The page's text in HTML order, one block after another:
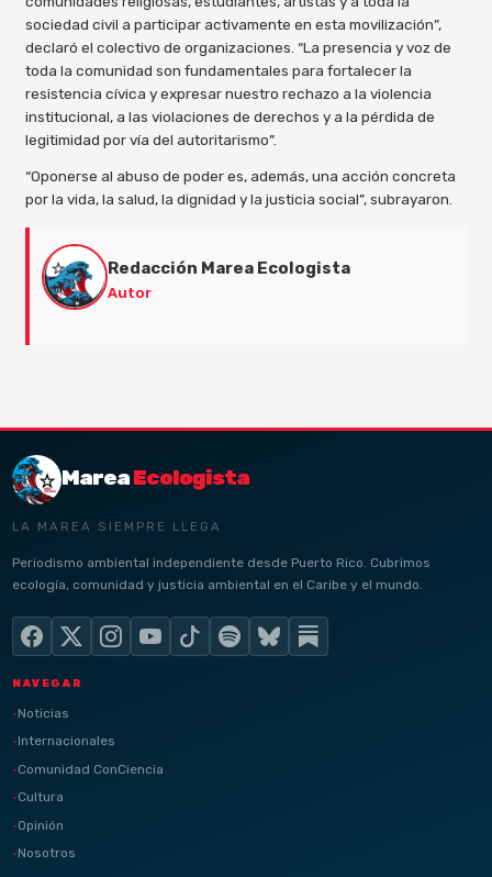
sociedad civil a participar activamente en esta movilización”,
declaró el colectivo de organizaciones. “La presencia y voz de
toda la comunidad son fundamentales para fortalecer la
resistencia cívica y expresar nuestro rechazo a la violencia
institucional, a las violaciones de derechos y a la pérdida de
legitimidad por vía del autoritarismo”.
“Oponerse al abuso de poder es, además, una acción concreta
por la vida, la salud, la dignidad y la justicia social”, subrayaron.
Redacción Marea Ecologista
Autor
MareaEcologista
LA MAREA SIEMPRE LLEGA
Periodismo ambiental independiente desde Puerto Rico. Cubrimos
ecología, comunidad y justicia ambiental en el Caribe y el mundo.
NAVEGAR
Noticias
Internacionales
Comunidad ConCiencia
Cultura
Opinión
Nosotros